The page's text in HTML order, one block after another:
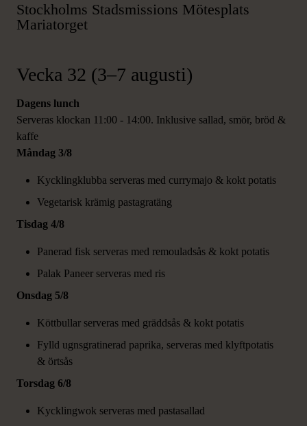
Stockholms Stadsmissions Mötesplats
Mariatorget
Vecka 32 (3–7 augusti)
Dagens lunch
Serveras klockan 11:00 - 14:00. Inklusive sallad, smör, bröd &
kaffe
Måndag 3/8
Kycklingklubba serveras med currymajo & ​kokt potatis
Vegetarisk krämig pastagratäng​
Tisdag 4/8
Panerad fisk serveras med remouladsås & ​kokt potatis​
Palak Paneer serveras med ris​
Onsdag 5/8
Köttbullar serveras med gräddsås & ​kokt potatis
Fylld ugnsgratinerad paprika, serveras med ​klyftpotatis
& örtsås​
Torsdag 6/8
Kycklingwok serveras med pastasallad